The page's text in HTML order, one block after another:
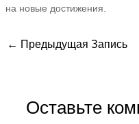
на новые достижения.
← Предыдущая Запись
Оставьте